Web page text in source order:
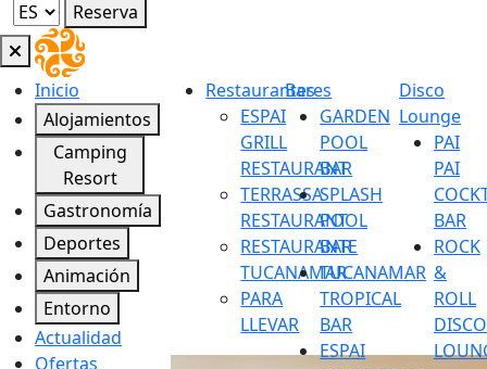
Reserva
Inicio
Alojamientos
Camping
Resort
Gastronomía
Deportes
Animación
Entorno
Actualidad
Ofertas
Restaurantes
ESPAI
GRILL
RESTAURANT
TERRASSA
RESTAURANT
RESTAURANTE
TUCANAMAR
PARA
LLEVAR
Bares
GARDEN
POOL
BAR
SPLASH
POOL
BAR
TUCANAMAR
TROPICAL
BAR
ESPAI
Disco
Lounge
PAI
PAI
BAR
ROCK
&
ROLL
DISCO